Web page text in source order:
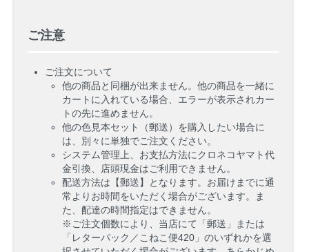
ご注意
ご注文について
他の商品と同梱が出来ません。他の商品を一緒に
カートに入れている場合、エラーが表示されカー
トの先に進めません。
他の色見本セット（郵送）を購入したい場合に
は、別々に単独でご注文ください。
システム管理上、お支払方法にクロネコヤマト代
金引換、店頭現金はご利用できません。
配送方法は【郵送】となります。お届けまでに通
常よりお時間をいただく場合がございます。ま
た、配達の時間指定はできません。
※ご注文個数により、当店にて「郵送」または
「レターパック／こねこ便420」のいずれかを選